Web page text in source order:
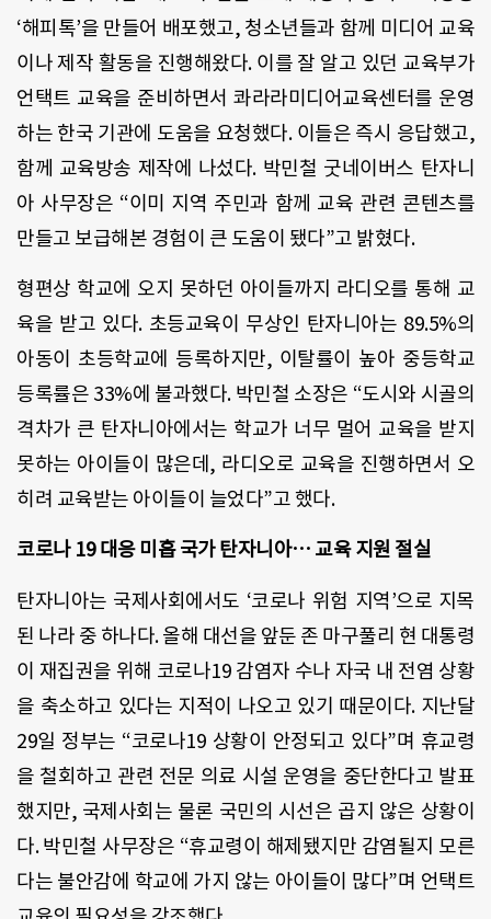
‘해피톡’을 만들어 배포했고, 청소년들과 함께 미디어 교육
이나 제작 활동을 진행해왔다. 이를 잘 알고 있던 교육부가
언택트 교육을 준비하면서 콰라라미디어교육센터를 운영
하는 한국 기관에 도움을 요청했다. 이들은 즉시 응답했고,
함께 교육방송 제작에 나섰다. 박민철 굿네이버스 탄자니
아 사무장은 “이미 지역 주민과 함께 교육 관련 콘텐츠를
만들고 보급해본 경험이 큰 도움이 됐다”고 밝혔다.
형편상 학교에 오지 못하던 아이들까지 라디오를 통해 교
육을 받고 있다. 초등교육이 무상인 탄자니아는 89.5%의
아동이 초등학교에 등록하지만, 이탈률이 높아 중등학교
등록률은 33%에 불과했다. 박민철 소장은 “도시와 시골의
격차가 큰 탄자니아에서는 학교가 너무 멀어 교육을 받지
못하는 아이들이 많은데, 라디오로 교육을 진행하면서 오
히려 교육받는 아이들이 늘었다”고 했다.
코로나 19 대응 미흡 국가 탄자니아… 교육 지원 절실
탄자니아는 국제사회에서도 ‘코로나 위험 지역’으로 지목
된 나라 중 하나다. 올해 대선을 앞둔 존 마구풀리 현 대통령
이 재집권을 위해 코로나19 감염자 수나 자국 내 전염 상황
을 축소하고 있다는 지적이 나오고 있기 때문이다. 지난달
29일 정부는 “코로나19 상황이 안정되고 있다”며 휴교령
을 철회하고 관련 전문 의료 시설 운영을 중단한다고 발표
했지만, 국제사회는 물론 국민의 시선은 곱지 않은 상황이
다. 박민철 사무장은 “휴교령이 해제됐지만 감염될지 모른
다는 불안감에 학교에 가지 않는 아이들이 많다”며 언택트